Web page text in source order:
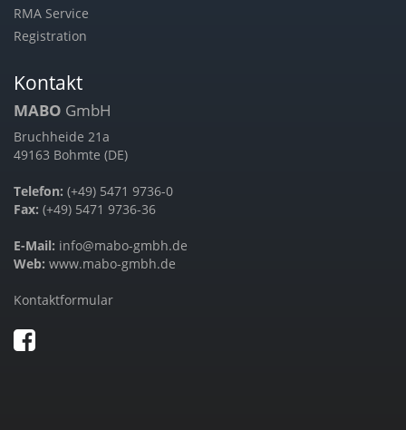
RMA Service
Registration
Kontakt
MABO GmbH
Bruchheide 21a
49163 Bohmte (DE)
Telefon: (+49) 5471 9736-0
Fax: (+49) 5471 9736-36
E-Mail: info@mabo-gmbh.de
Web: www.mabo-gmbh.de
Kontaktformular